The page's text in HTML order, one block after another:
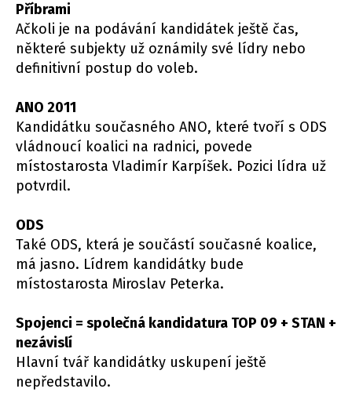
Příbrami
Ačkoli je na podávání kandidátek ještě čas,
některé subjekty už oznámily své lídry nebo
definitivní postup do voleb.
ANO 2011
Kandidátku současného ANO, které tvoří s ODS
vládnoucí koalici na radnici, povede
místostarosta Vladimír Karpíšek. Pozici lídra už
potvrdil.
ODS
Také ODS, která je součástí současné koalice,
má jasno. Lídrem kandidátky bude
místostarosta Miroslav Peterka.
Spojenci = společná kandidatura TOP 09 + STAN +
nezávislí
Hlavní tvář kandidátky uskupení ještě
nepředstavilo.